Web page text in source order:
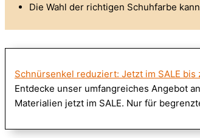
Die Wahl der richtigen Schuhfarbe
Schnürsenkel reduziert: Jetzt im SALE bis
Entdecke unser umfangreiches Angebot
Materialien jetzt im SALE. Nur für